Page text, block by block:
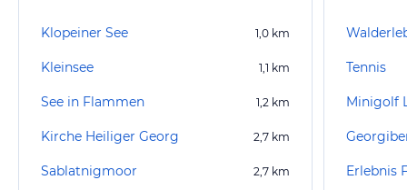
Klopeiner See 1,0 km
Kleinsee 1,1 km
See in Flammen 1,2 km
Kirche Heiliger Georg 2,7 km
Sablatnigmoor 2,7 km
Tennis
Minigolf
Erlebnis